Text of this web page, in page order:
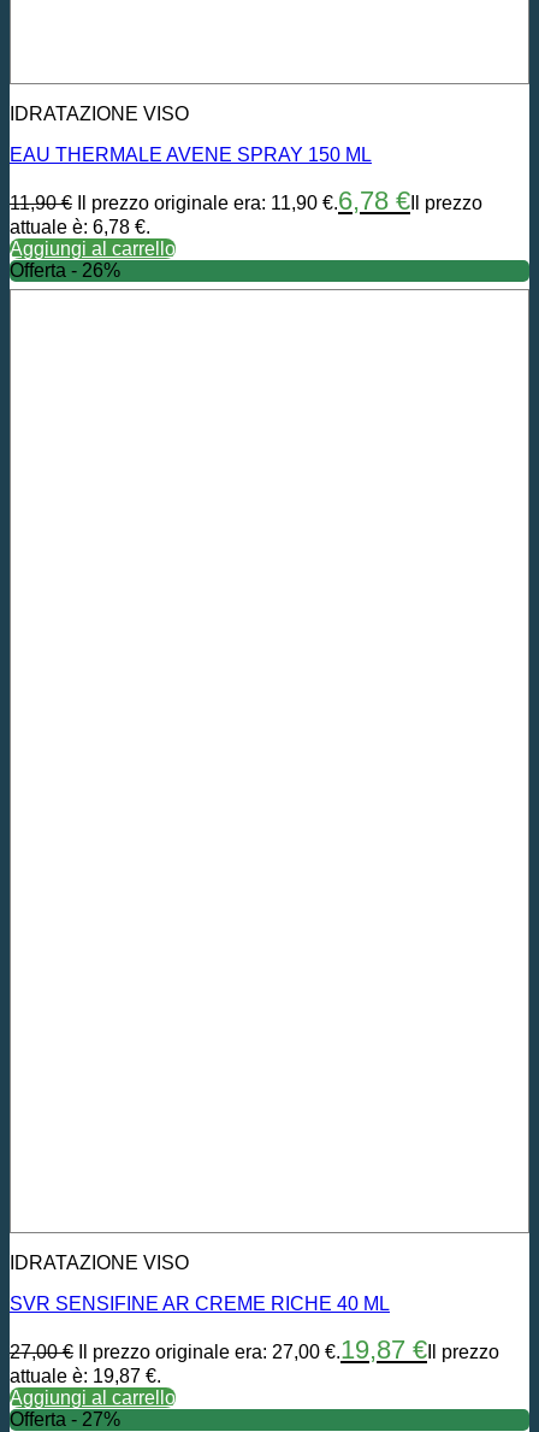
IDRATAZIONE VISO
EAU THERMALE AVENE SPRAY 150 ML
11,90€ Il prezzo originale era: 11,90 €.6,78 € Il prezzo
attuale è: 6,78 €.
Aggiungi al carrello
Offerta - 26%
IDRATAZIONE VISO
SVR SENSIFINE AR CREME RICHE 40 ML
27,00€ Il prezzo originale era: 27,00 €.19,87 € Il prezzo
attuale è: 19,87 €.
Aggiungi al carrello
Offerta - 27%